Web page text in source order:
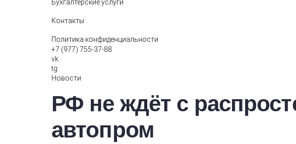
Бухгалтерские услуги
Контакты
Политика конфиденциальности
+7 (977) 755-37-88
vk
tg
Новости
РФ не ждёт с
автопром